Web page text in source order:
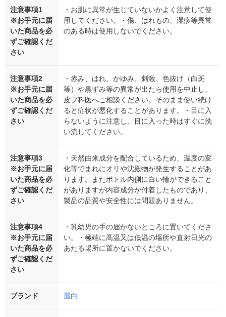
注意事項1
※お手元に届
いた商品を必
ずご確認くだ
さい
・お肌に異常が生じていないかよく注意して使
用してください。・傷、はれもの、湿疹等異常
のある時は使用しないでください。
注意事項2
※お手元に届
いた商品を必
ずご確認くだ
さい
・赤み、はれ、かゆみ、刺激、色抜け（白斑
等）や黒ずみ等の異常が出たら使用を中止し、
皮フ科医へご相談ください。そのまま使い続け
ると症状が悪化することがあります。・目に入
らないように注意し、目に入った時はすぐに洗
い流してください。
注意事項3
※お手元に届
いた商品を必
ずご確認くだ
さい
・天然由来成分を配合しているため、温度の変
化等でまれにオリや沈殿物が発生することがあ
ります。またボトル内側に白い輪ができること
がありますが内容成分が付着したものであり、
製品の品質や安全性には問題ありません。
注意事項4
※お手元に届
いた商品を必
ずご確認くだ
さい
・乳幼児の手の届かないところに置いてくださ
い。・極端に高温又は低温の場所や直射日光の
あたる場所に置かないでください。
ブランド 麗白